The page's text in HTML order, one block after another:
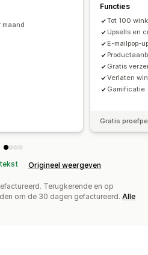
Triggers en regels
maand
Functies
Tot 100
Upsells en
E-mailpop-
Gratis
Verlaten
Gamificatie
Gratis
Origineel weergeven
Terugkerende en op
om de 30 dagen gefactureerd. Alle